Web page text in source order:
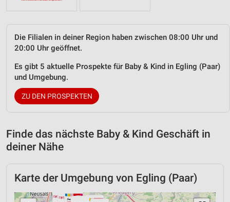
Die Filialen in deiner Region haben zwischen 08:00 Uhr und
20:00 Uhr geöffnet.
Es gibt 5 aktuelle Prospekte für Baby & Kind in Egling (Paar)
und Umgebung.
ZU DEN PROSPEKTEN
Finde das nächste Baby & Kind Geschäft in
deiner Nähe
Karte der Umgebung von Egling (Paar)